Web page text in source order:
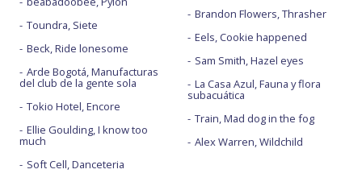
Toundra, Siete
Beck, Ride lonesome
Arde Bogotá, Manufacturas
del club de la gente sola
Tokio Hotel, Encore
Ellie Goulding, I know too
much
Soft Cell, Danceteria
Brandon Flowers, Thrasher
Eels, Cookie happened
Sam Smith, Hazel eyes
La Casa Azul, Fauna y flora
subacuática
Train, Mad dog in the fog
Alex Warren, Wildchild